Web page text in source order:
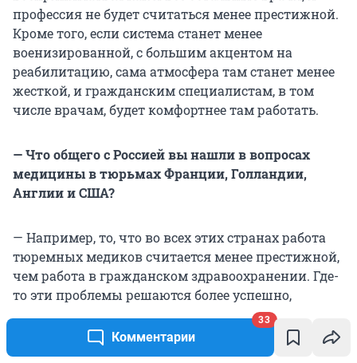
Комментарии
33
профессия не будет считаться менее престижной.
Кроме того, если система станет менее
военизированной, с большим акцентом на
реабилитацию, сама атмосфера там станет менее
жесткой, и гражданским специалистам, в том
числе врачам, будет комфортнее там работать.
— Что общего с Россией вы нашли в вопросах
медицины в тюрьмах Франции, Голландии,
Англии и США?
— Например, то, что во всех этих странах работа
тюремных медиков считается менее престижной,
чем работа в гражданском здравоохранении. Где-
то эти проблемы решаются более успешно,
например во Франции, где формально они
работают в обычных больницах. Но тем не менее
дефицит тюремных медиков сохраняется и там.